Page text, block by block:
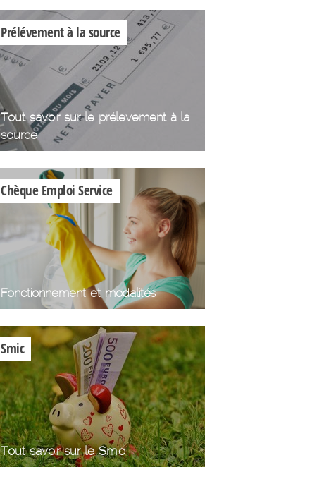
Prélévement à la source
Tout savoir sur le prélevement à la
source
Chèque Emploi Service
Fonctionnement et modalités
Smic
Tout savoir sur le Smic